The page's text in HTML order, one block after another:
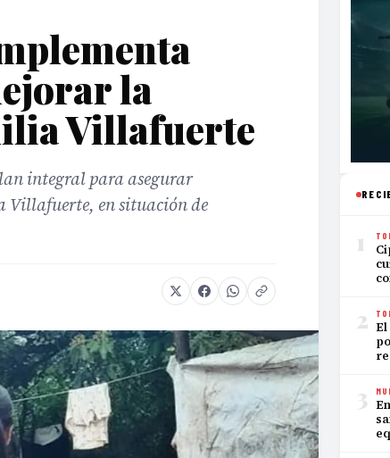
la
Villafuerte
integral para asegurar
Villafuerte, en situación de
1
2 El
3